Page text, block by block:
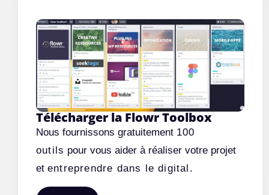
Télécharger la Flowr Toolbox
Nous fournissons gratuitement 100
outils pour vous aider à réaliser votre projet
et entreprendre dans le digital.